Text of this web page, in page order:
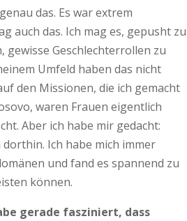
das. Es war extrem
auch das. Ich mag es, gepusht zu
gewisse Geschlechterrollen zu
Umfeld haben das nicht
den Missionen, die ich gemacht
waren Frauen eigentlich
Aber ich habe mir gedacht:
Ich habe mich immer
und fand es spannend zu
können.
gerade fasziniert, dass